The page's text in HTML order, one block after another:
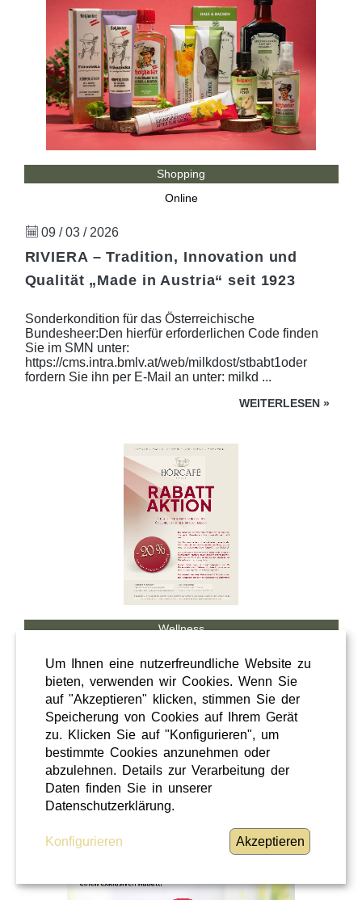
Shopping
Online
09 / 03 / 2026
RIVIERA – Tradition, Innovation und
Qualität „Made in Austria“ seit 1923
Sonderkondition für das Österreichische
Bundesheer:Den hierfür erforderlichen Code finden
Sie im SMN unter:
https://cms.intra.bmlv.at/web/milkdost/stbabt1oder
fordern Sie ihn per E-Mail an unter: milkd ...
WEITERLESEN »
Wellness
Steiermark
28 / 02 / 2026
Hörcafe
Hörcafe
Um Ihnen eine nutzerfreundliche Website zu
bieten, verwenden wir Cookies. Wenn Sie
auf "Akzeptieren" klicken, stimmen Sie der
Speicherung von Cookies auf Ihrem Gerät
zu. Klicken Sie auf "Konfigurieren", um
bestimmte Cookies anzunehmen oder
abzulehnen. Details zur Verarbeitung der
Daten finden Sie in unserer
Datenschutzerklärung.
Konfigurieren Akzeptieren